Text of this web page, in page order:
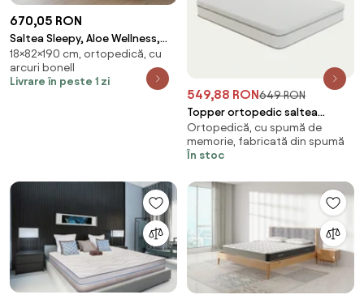
670,05 RON
Saltea Sleepy, Aloe Wellness,
82x190x18, Tare
18×82×190 cm, ortopedică, cu
arcuri bonell
Livrare în peste 1 zi
549,88 RON649 RON
Topper ortopedic saltea
spuma cu memorie si infuzie de
gel, Alb
Ortopedică, cu spumă de
memorie, fabricată din spumă
În stoc